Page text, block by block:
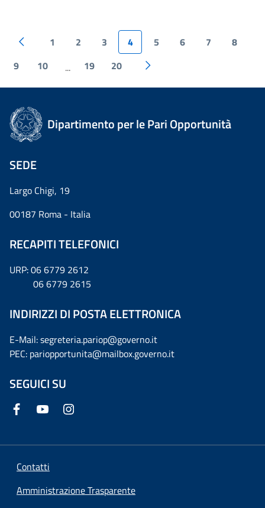
1 2 3 4 5 6 7
8
9
10 ... 19 20
Dipartimento per le Pari Opportunità
SEDE
Largo Chigi, 19
00187 Roma - Italia
RECAPITI TELEFONICI
URP: 06 6779 2612
06 6779 2615
INDIRIZZI DI POSTA ELETTRONICA
E-Mail: segreteria.pariop@governo.it
PEC: pariopportunita@mailbox.governo.it
SEGUICI SU
Contatti
Amministrazione Trasparente